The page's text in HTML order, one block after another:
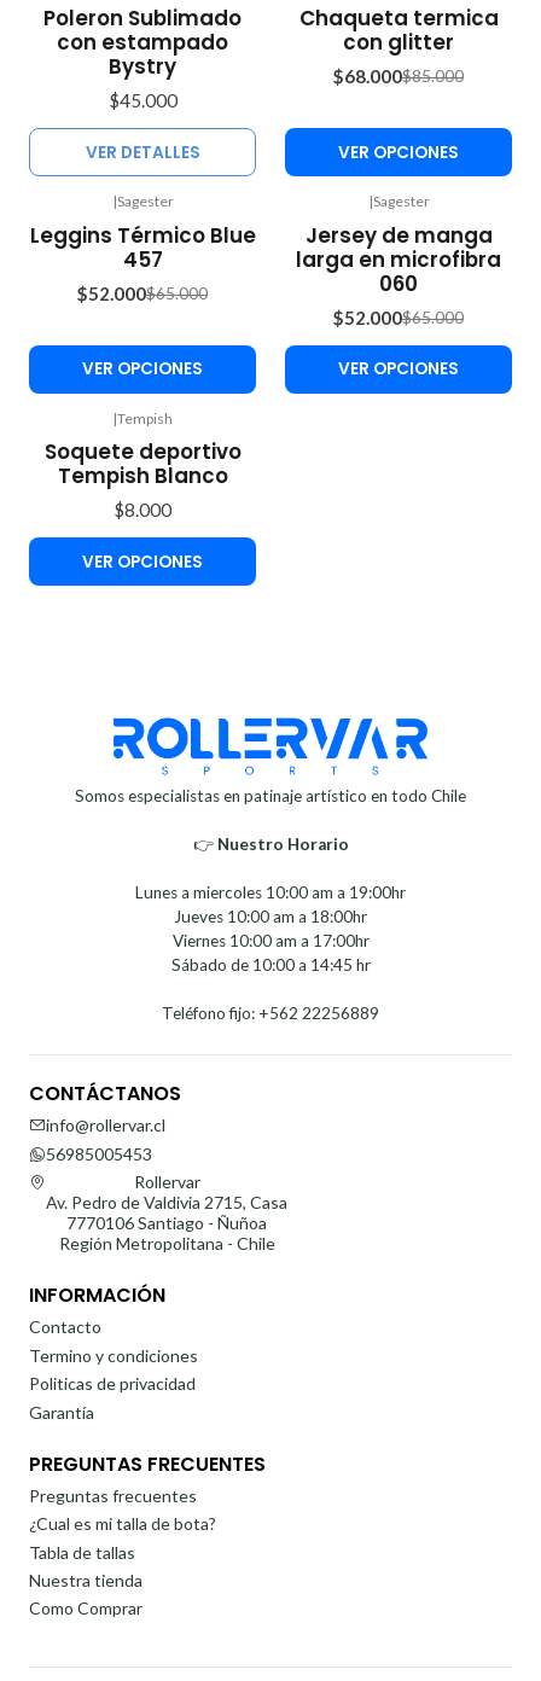
Poleron Sublimado
con estampado
Bystry
$45.000
VER DETALLES
-20%
OFF
Chaqueta termica
con glitter
$68.000$85.000
VER OPCIONES
OFF
|Sagester
Leggins Térmico Blue
457
$52.000$65.000
VER OPCIONES
-20%
OFF
|Sagester
Jersey de manga
larga en microfibra
060
$52.000$65.000
VER OPCIONES
|Tempish
Soquete deportivo
Tempish Blanco
$8.000
VER OPCIONES
Somos especialistas en patinaje artístico en todo Chile
👉 Nuestro Horario⁣⁣
Lunes a miercoles 10:00 am a 19:00hr
Jueves 10:00 am a 18:00hr
Viernes 10:00 am a 17:00hr
Sábado de 10:00 a 14:45 hr
Teléfono fijo: +562 22256889
CONTÁCTANOS
info@rollervar.cl
56985005453
Rollervar
Av. Pedro de Valdivia 2715, Casa
7770106 Santiago - Ñuñoa
Región Metropolitana - Chile
INFORMACIÓN
Contacto
Termino y condiciones
Politicas de privacidad
Garantía
PREGUNTAS FRECUENTES
Preguntas frecuentes
¿Cual es mi talla de bota?
Tabla de tallas
Nuestra tienda
Como Comprar